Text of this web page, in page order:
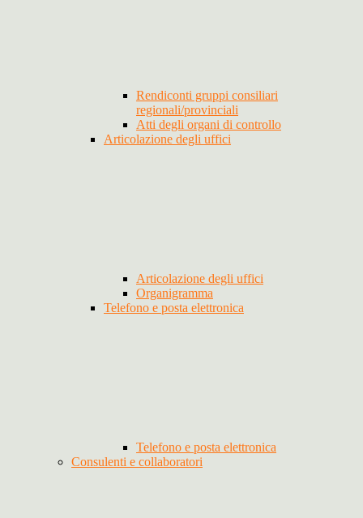
Rendiconti gruppi consiliari
regionali/provinciali
Atti degli organi di controllo
Articolazione degli uffici
Articolazione degli uffici
Organigramma
Telefono e posta elettronica
Telefono e posta elettronica
Consulenti e collaboratori